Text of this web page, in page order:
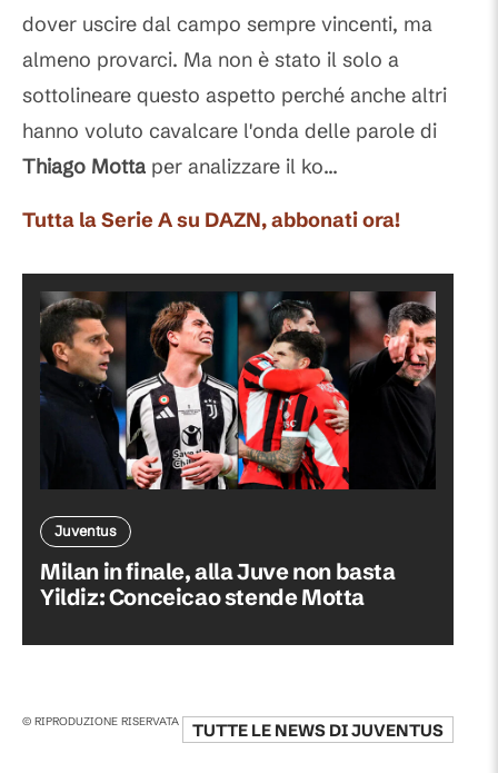
dover uscire dal campo sempre vincenti, ma
almeno provarci. Ma non è stato il solo a
sottolineare questo aspetto perché anche altri
hanno voluto cavalcare l'onda delle parole di
Thiago Motta per analizzare il ko...
Tutta la Serie A su DAZN, abbonati ora!
Juventus
Milan in finale, alla Juve non basta
Yildiz: Conceicao stende Motta
© RIPRODUZIONE RISERVATA TUTTE LE NEWS DIJUVENTUS